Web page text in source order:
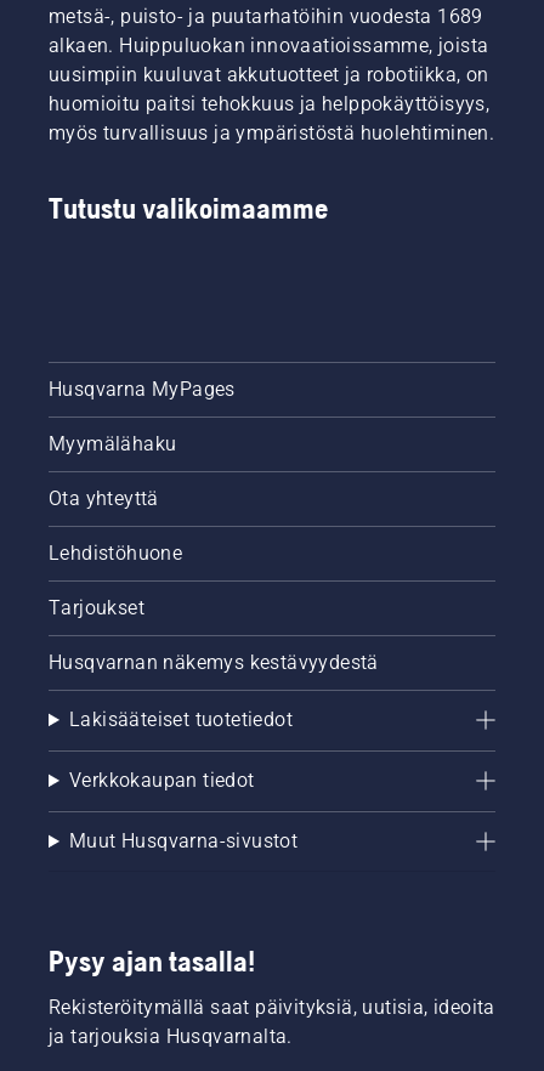
metsä-, puisto- ja puutarhatöihin vuodesta 1689
alkaen. Huippuluokan innovaatioissamme, joista
uusimpiin kuuluvat akkutuotteet ja robotiikka, on
huomioitu paitsi tehokkuus ja helppokäyttöisyys,
myös turvallisuus ja ympäristöstä huolehtiminen.
Tutustu valikoimaamme
Husqvarna MyPages
Myymälähaku
Ota yhteyttä
Lehdistöhuone
Tarjoukset
Husqvarnan näkemys kestävyydestä
Lakisääteiset tuotetiedot
Verkkokaupan tiedot
Muut Husqvarna-sivustot
Pysy ajan tasalla!
Rekisteröitymällä saat päivityksiä, uutisia, ideoita
ja tarjouksia Husqvarnalta.